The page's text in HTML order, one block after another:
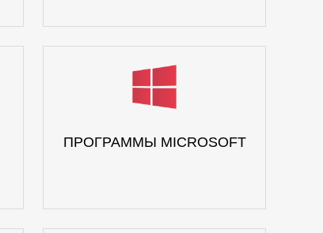
ПРОГРАММЫ MICROSOFT